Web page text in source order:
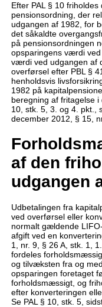
Efter PAL § 10
pensionsordning, der
udgangen af 1982, for
det såkaldte
på pensionsordningen
opsparingens værdi
værdi ved udgangen af
overførsel efter PBL §
henholdsvis
1982 på
beregning af fritagelse i
10, stk. 5, 3. og 4. pkt.,
december 2012, § 15,
af den
udgangen
Udbetalingen fra
ved overførsel eller
normalt gældende
afgift ved en
1, nr. 9, § 26 A, stk. 1,
fordeles
og tilvæksten fra og
opsparingen foretaget
forholdsmæssigt, og
efter konverteringen
Se PAL § 10, stk. 5,